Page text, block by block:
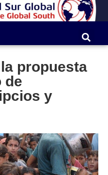
propuesta
de
y